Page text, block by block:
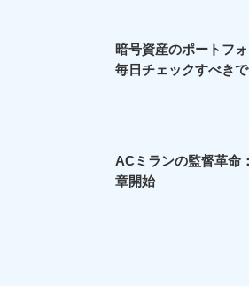
暗号資産のポートフ
毎日チェックすべき
ACミランの監督革命
章開始